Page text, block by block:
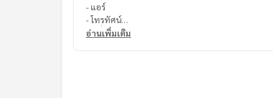
- แอร์
- โทรทัศน์
- เครื่องดูดควัน
อ่านเพิ่มเติม